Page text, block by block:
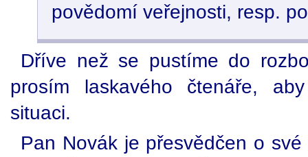
povědomí veřejnosti, resp.
Dříve než se pustíme do
prosím laskavého čtenáře,
situaci.
Pan Novák je přesvědčen o